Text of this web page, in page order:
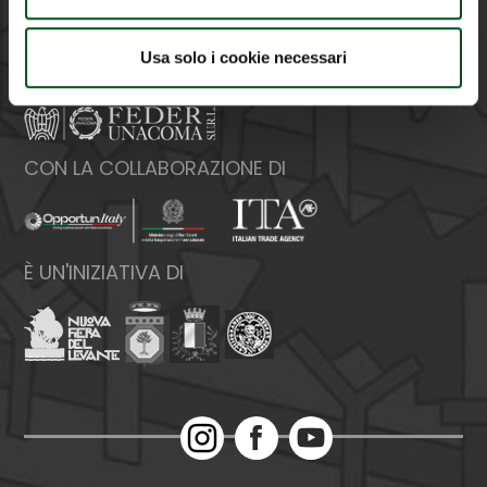
Usa solo i cookie necessari
Web:www.federunacoma.it
P.Iva: 04227291004
CON LA COLLABORAZIONE DI
È UN'INIZIATIVA DI